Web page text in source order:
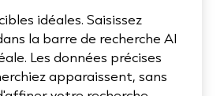
idéales. Saisissez
la barre de recherche AI
Les données précises
apparaissent, sans